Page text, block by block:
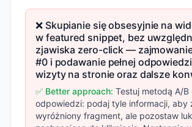
❌ Skupianie się obsesyjnie na
w featured snippet, bez
zjawiska zero-click —
#0 i podawanie pełnej
wizyty na stronie oraz dalsze
✅ Better approach: Testuj metodą A/B
odpowiedzi: podaj tyle informacji, aby
wyróżniony fragment, ale pozostaw